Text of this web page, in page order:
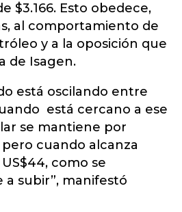
$3.166. Esto obedece,
al comportamiento de
y a la oposición que
de Isagen.
está oscilando entre
está cercano a ese
se mantiene por
cuando alcanza
como se
subir”, manifestó